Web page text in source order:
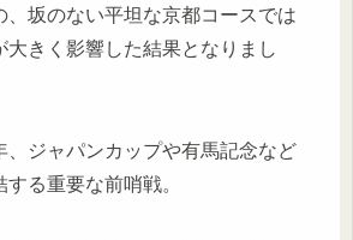
、坂のない平坦な京都コースでは
大きく影響した結果となりまし
、ジャパンカップや有馬記念など
る重要な前哨戦。